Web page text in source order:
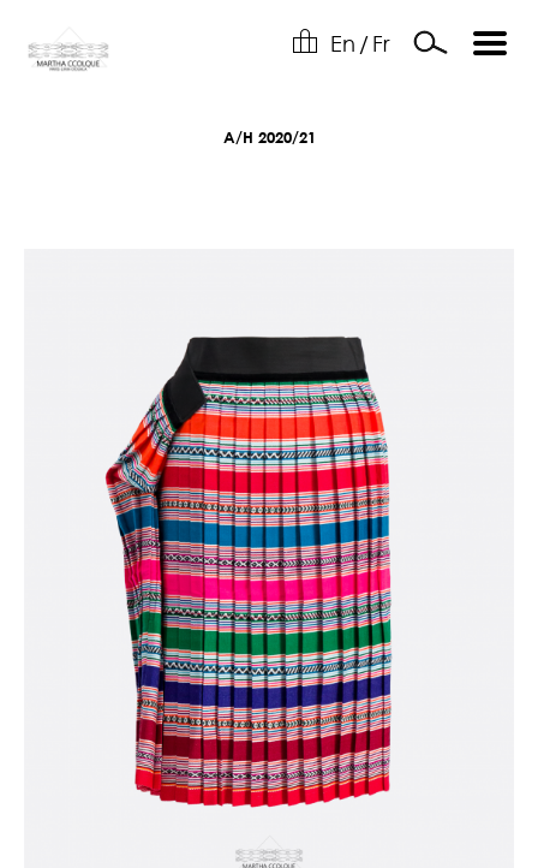
/Fr
En
A/H 2020/21